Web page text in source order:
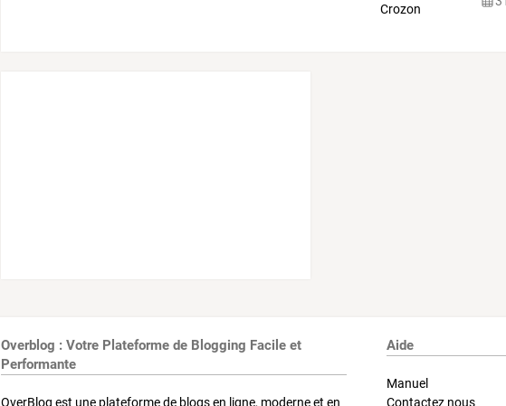
Overblog : Votre Plateforme de Blogging Facile et
Performante
OverBlog est une plateforme de blogs en ligne, moderne et en
Aide
Manuel
Contactez nous